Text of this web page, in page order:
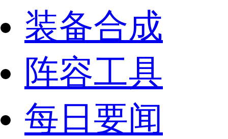
装备合成
阵容工具
每日要闻